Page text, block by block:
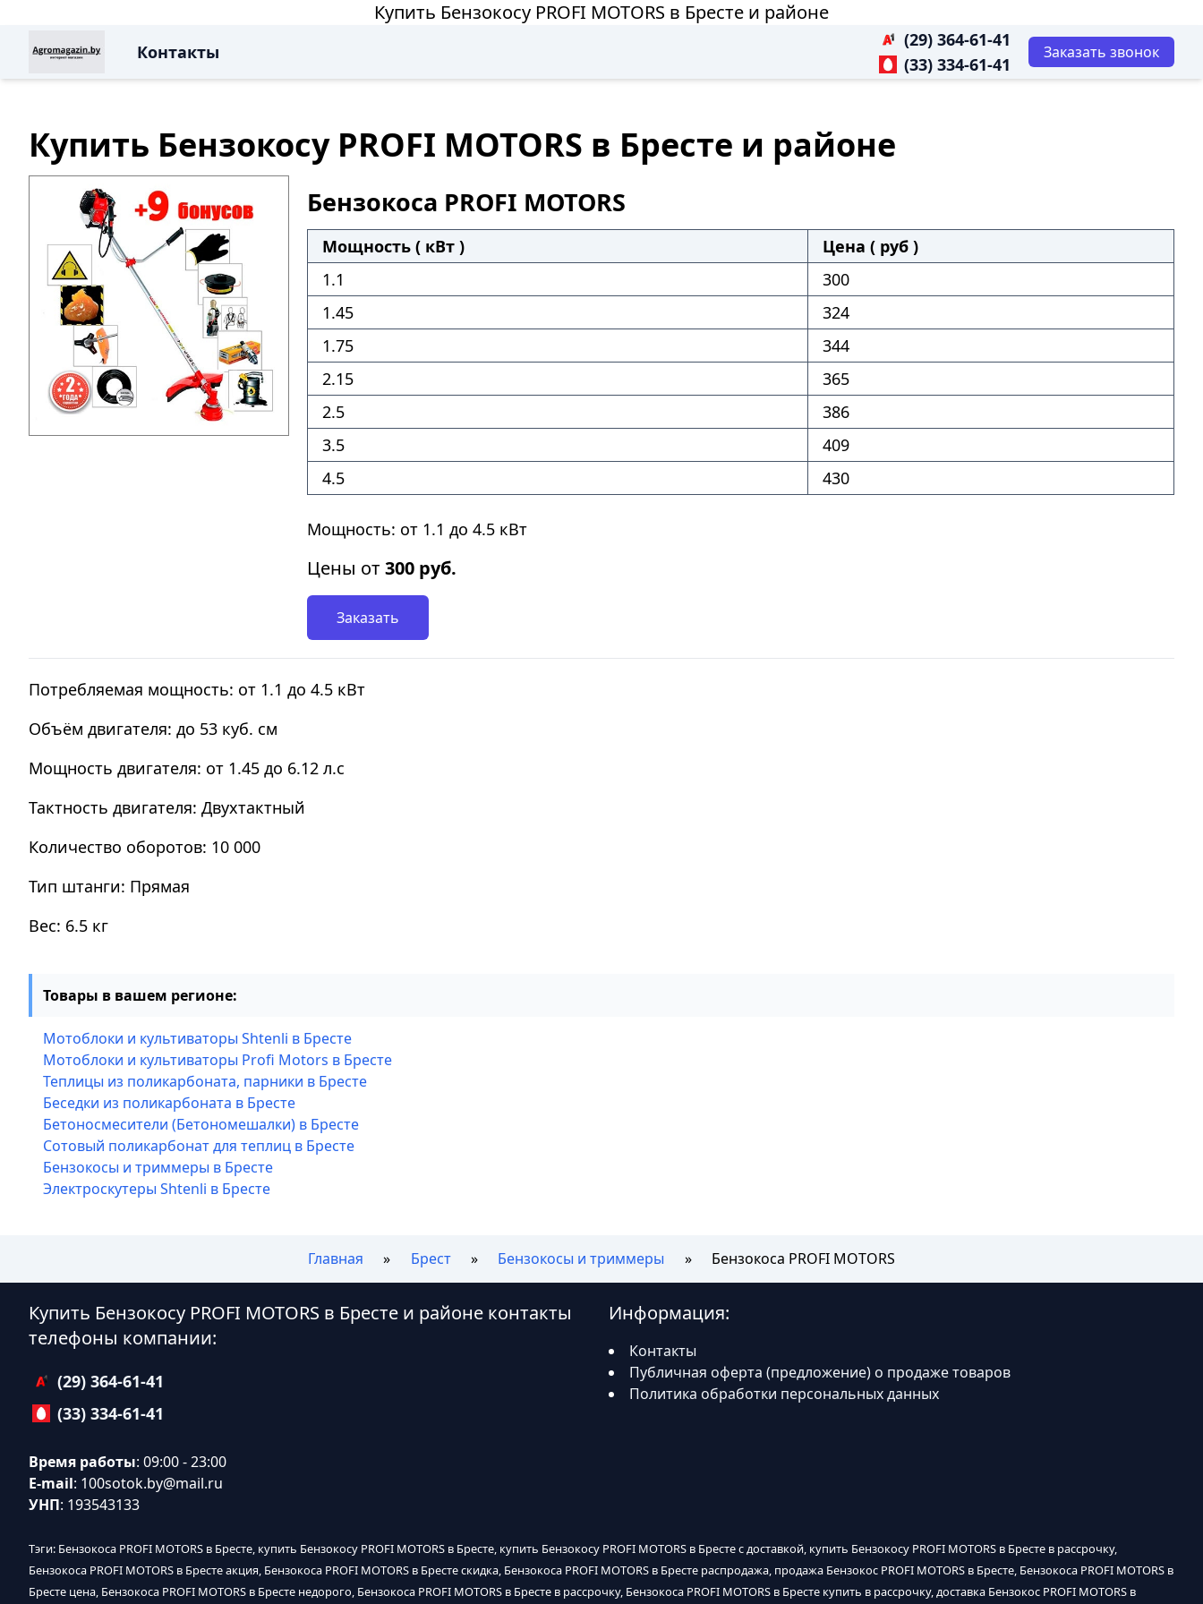
Купить Бензокосу PROFI MOTORS в Бресте и районе
Контакты
(29) 364-61-41
(33) 334-61-41
Заказать звонок
Купить Бензокосу PROFI MOTORS в Бресте и районе
Бензокоса PROFI MOTORS
Мощность ( кВт )
Цена ( руб )
1.1
300
1.45
324
1.75
344
2.15
365
2.5
386
3.5
409
4.5
430
Мощность: от 1.1 до 4.5 кВт
Цены от300 руб.
Заказать
Потребляемая мощность: от 1.1 до 4.5 кВт
Объём двигателя: до 53 куб. см
Мощность двигателя: от 1.45 до 6.12 л.с
Тактность двигателя: Двухтактный
Количество оборотов: 10 000
Тип штанги: Прямая
Вес: 6.5 кг
Товары в вашем регионе:
Мотоблоки и культиваторы Shtenli в Бресте
Мотоблоки и культиваторы Profi Motors в Бресте
Теплицы из поликарбоната, парники в Бресте
Беседки из поликарбоната в Бресте
Бетоносмесители (Бетономешалки) в Бресте
Сотовый поликарбонат для теплиц в Бресте
Бензокосы и триммеры в Бресте
Электроскутеры Shtenli в Бресте
Главная Брест Бензокосы и триммеры Бензокоса PROFI MOTORS
Купить Бензокосу PROFI MOTORS в Бресте и районе контакты
телефоны компании:
(29) 364-61-41
(33) 334-61-41
Время работы: 09:00 - 23:00
E-mail: 100sotok.by@mail.ru
УНП: 193543133
Информация:
Контакты
Публичная оферта (предложение) о продаже товаров
Политика обработки персональных данных
Тэги: Бензокоса PROFI MOTORS в Бресте, купить Бензокосу PROFI MOTORS в Бресте, купить Бензокосу PROFI MOTORS в Бресте с доставкой, купить Бензокосу PROFI MOTORS в Бресте в рассрочку,
Бензокоса PROFI MOTORS в Бресте акция, Бензокоса PROFI MOTORS в Бресте скидка, Бензокоса PROFI MOTORS в Бресте распродажа, продажа Бензокос PROFI MOTORS в Бресте, Бензокоса PROFI MOTORS в
Бресте цена, Бензокоса PROFI MOTORS в Бресте недорого, Бензокоса PROFI MOTORS в Бресте в рассрочку, Бензокоса PROFI MOTORS в Бресте купить в рассрочку, доставка Бензокос PROFI MOTORS в